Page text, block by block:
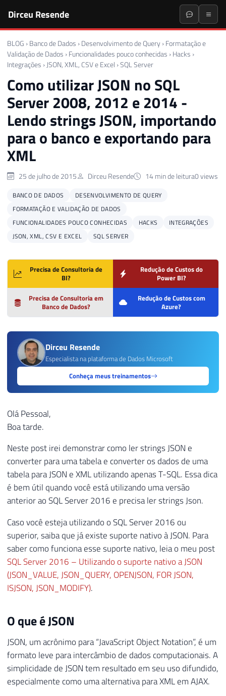
Dirceu Resende
BLOG › Banco de Dados › Desenvolvimento de Query › Formatação e
Validação de Dados › Funcionalidades pouco conhecidas › Hacks ›
Integrações ›JSON, XML, CSV e Excel ›SQL Server
Como utilizar JSON no SQL
Server 2008, 2012 e 2014 -
Lendo strings JSON, importando
para o banco e exportando para
XML
25 de julho de 2015 Dirceu Resende 14 min de leitura0 views
BANCO DE DADOS
DESENVOLVIMENTO DE QUERY
FORMATAÇÃO E VALIDAÇÃO DE DADOS
FUNCIONALIDADES POUCO CONHECIDAS
HACKS
INTEGRAÇÕES
JSON, XML, CSV E EXCEL
SQL SERVER
Precisa de Consultoria de
BI?
Redução de Custos do
Power BI?
Precisa de Consultoria em
Banco de Dados?
Redução de Custos com
Azure?
Dirceu Resende
Especialista na plataforma de Dados Microsoft
Conheça meus treinamentos
Olá Pessoal,
Boa tarde.
Neste post irei demonstrar como ler strings JSON e
converter para uma tabela e converter os dados de uma
tabela para JSON e XML utilizando apenas T-SQL. Essa dica
é bem útil quando você está utilizando uma versão
anterior ao SQL Server 2016 e precisa ler strings Json.
Caso você esteja utilizando o SQL Server 2016 ou
superior, saiba que já existe suporte nativo à JSON. Para
saber como funciona esse suporte nativo, leia o meu post
SQL Server 2016 – Utilizando o suporte nativo a JSON
(JSON_VALUE, JSON_QUERY, OPENJSON, FOR JSON,
ISJSON, JSON_MODIFY).
O que é JSON
JSON, um acrônimo para “JavaScript Object Notation”, é um
formato leve para intercâmbio de dados computacionais. A
simplicidade de JSON tem resultado em seu uso difundido,
especialmente como uma alternativa para XML em AJAX.